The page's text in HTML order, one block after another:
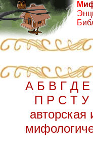
М
Э
Б
А Б В Г Д Е
П Р С Т У
авторская